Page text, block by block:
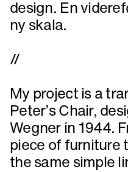
design. En
ny skala.
//
My project is a
Peter’s Chair,
Wegner in 1944.
piece of furniture
the same simple